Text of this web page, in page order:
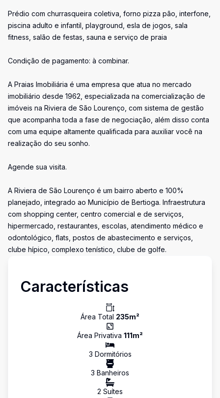
Prédio com churrasqueira coletiva, forno pizza pão, interfone,
piscina adulto e infantil, playground, esla de jogos, sala
fitness, salão de festas, sauna e serviço de praia
Condição de pagamento: à combinar.
A Praias Imobiliária é uma empresa que atua no mercado
imobiliário desde 1962, especializada na comercialização de
imóveis na Riviera de São Lourenço, com sistema de gestão
que acompanha toda a fase de negociação, além disso conta
com uma equipe altamente qualificada para auxiliar você na
realização do seu sonho.
Agende sua visita.
A Riviera de São Lourenço é um bairro aberto e 100%
planejado, integrado ao Município de Bertioga. Infraestrutura
com shopping center, centro comercial e de serviços,
hipermercado, restaurantes, escolas, atendimento médico e
odontológico, flats, postos de abastecimento e serviços,
clube hípico, complexo tenístico, clube de golfe.
Características
Área Total 235m²
Área Privativa 111m²
3 Dormitórios
3 Banheiros
2 Suítes